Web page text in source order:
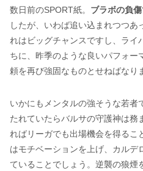
数日前のSPORT紙。 ブラボの負
したが、いわば追い込まれつつあ
れはビッグチャンスですし、ライ
ちに、昨季のような良いパフォー
頼を再び強固なものとせねばなり
いかにもメンタルの強そうな若者
たれていたらバルサの守護神は務
ればリーガでも出場機会を得るこ
はモチベーションを上げ、カルデ
ていることでしょう。逆襲の狼煙